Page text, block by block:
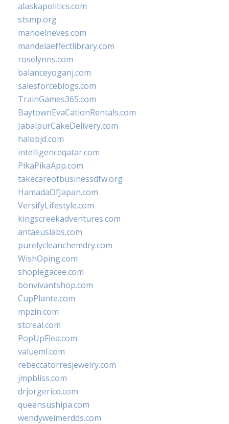
alaskapolitics.com
stsmp.org
manoelneves.com
mandelaeffectlibrary.com
roselynns.com
balanceyoganj.com
salesforceblogs.com
TrainGames365.com
BaytownEvaCationRentals.com
JabalpurCakeDelivery.com
halobjd.com
intelligenceqatar.com
PikaPikaApp.com
takecareofbusinessdfw.org
HamadaOfJapan.com
VersifyLifestyle.com
kingscreekadventures.com
antaeuslabs.com
purelycleanchemdry.com
WishOping.com
shoplegacee.com
bonvivantshop.com
CupPlante.com
mpzin.com
stcreal.com
PopUpFlea.com
valueml.com
rebeccatorresjewelry.com
jmpbliss.com
drjorgerico.com
queensushipa.com
wendyweimerdds.com